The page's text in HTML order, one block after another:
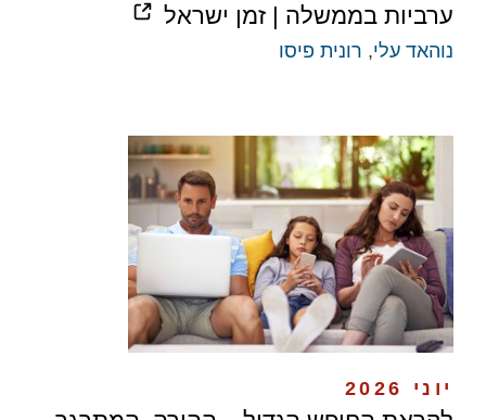
ערביות בממשלה | זמן ישראל
נוהאד עלי, רונית פיסו
יוני 2026